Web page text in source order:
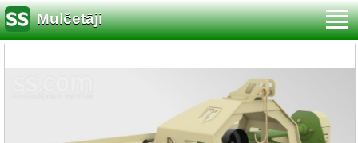
Mulčetāji